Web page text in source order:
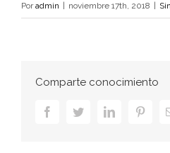
Poradmin noviembre 17th, 2018
Comparte conocimiento
FacebookTwitterLinkedIn